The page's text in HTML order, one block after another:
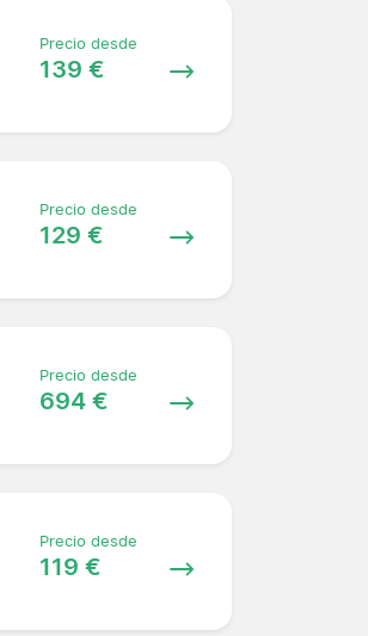
Precio desde
139 €
Precio desde
129 €
Precio desde
694 €
Precio desde
119 €